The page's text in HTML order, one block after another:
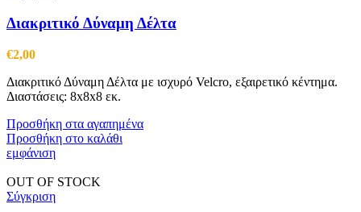
Διακριτικό Δύναμη Δέλτα
€2,00
Διακριτικό Δύναμη Δέλτα με ισχυρό Velcro, εξαιρετικό κέντημα.
Διαστάσεις: 8x8x8 εκ.
Προσθήκη στα αγαπημένα
Προσθήκη στο καλάθι
εμφάνιση
OUT OF STOCK
Σύγκριση